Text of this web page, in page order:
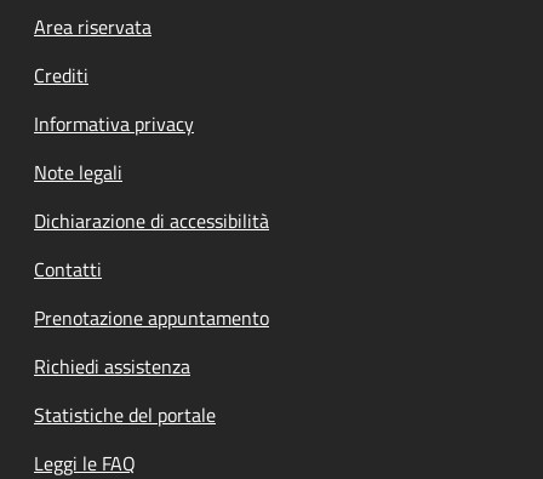
Footer menu
Area riservata
Crediti
Informativa privacy
Note legali
Dichiarazione di accessibilità
Contatti
Prenotazione appuntamento
Richiedi assistenza
Statistiche del portale
Leggi le FAQ